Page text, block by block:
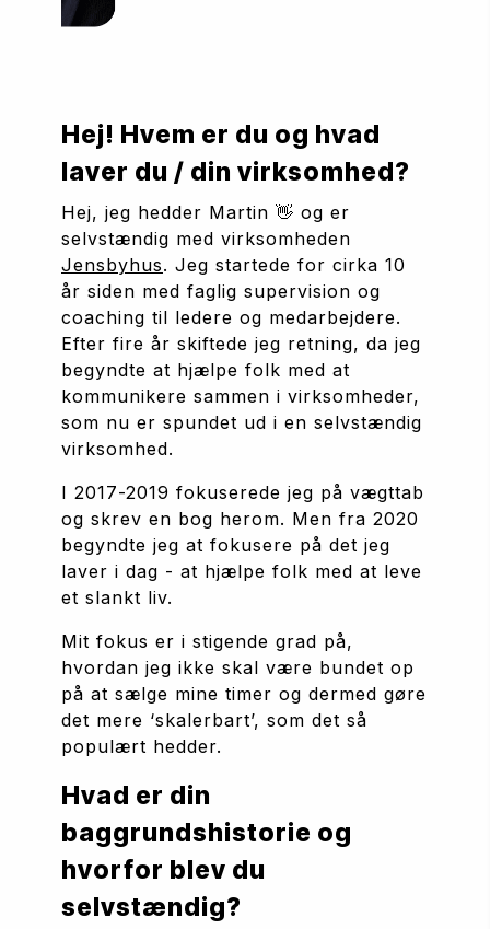
Hej! Hvem er du og hvad
laver du / din virksomhed?
Hej, jeg hedder Martin 👋 og er
Jensbyhus. Jeg startede for cirka 10
år siden med faglig supervision og
coaching til ledere og medarbejdere.
Efter fire år skiftede jeg retning, da jeg
begyndte at hjælpe folk med at
kommunikere sammen i virksomheder,
som nu er spundet ud i en selvstændig
virksomhed.
I 2017-2019 fokuserede jeg på vægttab
og skrev en bog herom. Men fra 2020
begyndte jeg at fokusere på det jeg
laver i dag - at hjælpe folk med at leve
et slankt liv.
Mit fokus er i stigende grad på,
hvordan jeg ikke skal være bundet op
på at sælge mine timer og dermed gøre
det mere ‘skalerbart’, som det så
populært hedder.
Hvad er din
baggrundshistorie og
hvorfor blev du
selvstændig?